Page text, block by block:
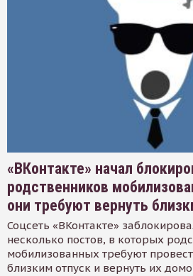
«ВКонтакте» начал
родственников
они требуют вернуть
Соцсеть «ВКонтакте»
несколько постов, в которых
мобилизованных требуют
близким отпуск и вернуть их